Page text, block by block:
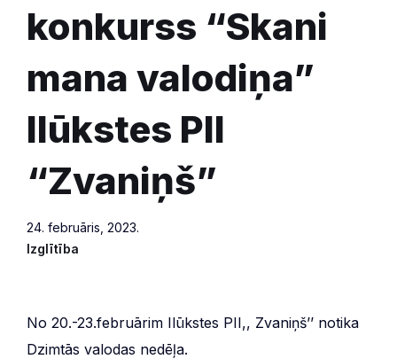
konkurss “Skani
mana valodiņa”
Ilūkstes PII
“Zvaniņš”
24. februāris, 2023.
Izglītība
No 20.-23.februārim Ilūkstes PII,, Zvaniņš’’ notika
Dzimtās valodas nedēļa.